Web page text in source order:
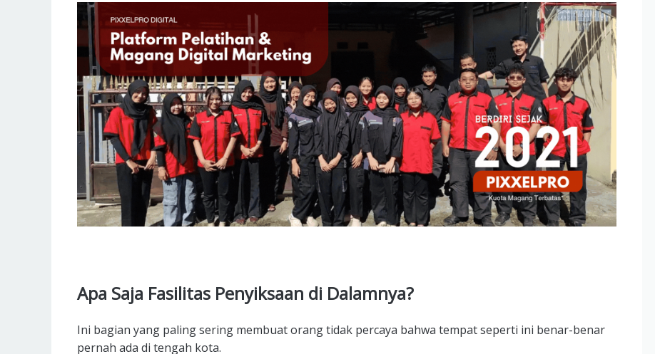
Apa Saja Fasilitas Penyiksaan di Dalamnya?
Ini bagian yang paling sering membuat orang tidak percaya bahwa tempat seperti ini benar-benar
pernah ada di tengah kota.